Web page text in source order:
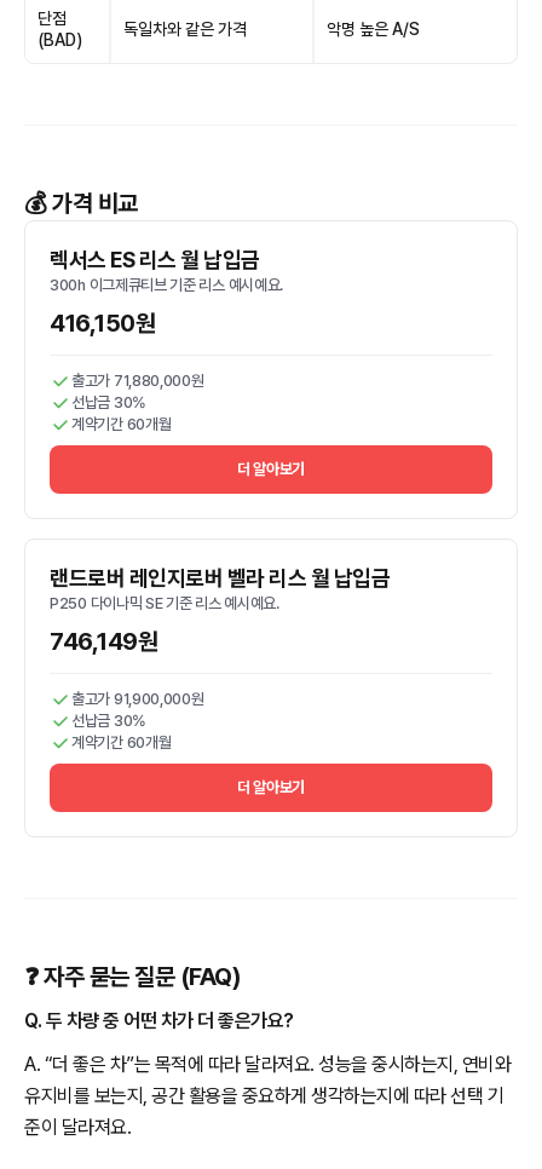
단점
(BAD)
독일차와 같은 가격 악명 높은 A/S
💰 가격 비교
렉서스 ES 리스 월 납입금
300h 이그제큐티브 기준 리스 예시예요.
416,150원
출고가 71,880,000원
선납금 30%
계약기간 60개월
더 알아보기
랜드로버 레인지로버 벨라 리스 월 납입금
P250 다이나믹 SE 기준 리스 예시예요.
746,149원
출고가 91,900,000원
선납금 30%
계약기간 60개월
더 알아보기
❓ 자주 묻는 질문 (FAQ)
Q. 두 차량 중 어떤 차가 더 좋은가요?
A. “더 좋은 차”는 목적에 따라 달라져요. 성능을 중시하는지, 연비와
유지비를 보는지, 공간 활용을 중요하게 생각하는지에 따라 선택 기
준이 달라져요.